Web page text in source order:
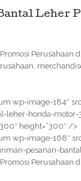
Leher
wp-image-184″
honda-motor-
height=”300″ />
wp-image-168″
pesanan-
Perusahaan